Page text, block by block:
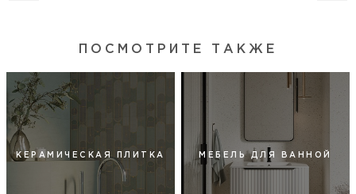
ПОСМОТРИТЕ ТАКЖЕ
КЕРАМИЧЕСКАЯ ПЛИТКА МЕБЕЛЬ ДЛЯ ВАННОЙ